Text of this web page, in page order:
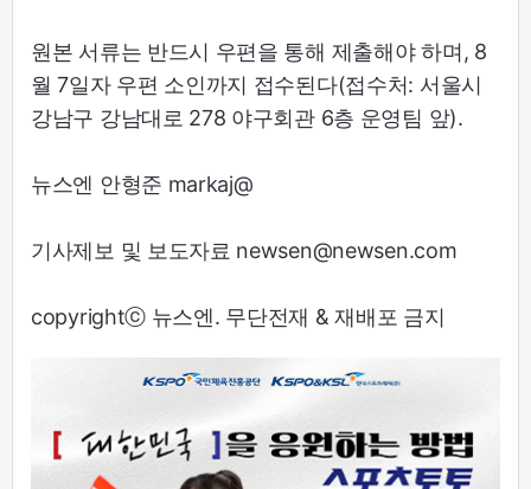
원본 서류는 반드시 우편을 통해 제출해야 하며, 8
월 7일자 우편 소인까지 접수된다(접수처: 서울시
강남구 강남대로 278 야구회관 6층 운영팀 앞).
뉴스엔 안형준 markaj@
기사제보 및 보도자료 newsen@newsen.com
copyrightⓒ 뉴스엔. 무단전재 & 재배포 금지